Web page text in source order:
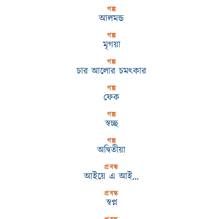
গল্প
আলমন্ড
গল্প
মৃগয়া
গল্প
চার আলোর চমৎকার
গল্প
ফেক
গল্প
স্বচ্ছ
গল্প
অদ্বিতীয়া
প্রবন্ধ
আইয়ে এ আই…
প্রবন্ধ
স্বপ্ন